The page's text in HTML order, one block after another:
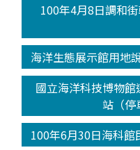
100年4月8日調和
海洋生態展示館用地
國立海洋科技博物
站（停
100年6月30日海科